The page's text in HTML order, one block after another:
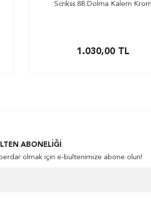
Scrikss 88 Dolma Kalem Krom
1.030,00TL
ABONELIĞI
olmak için e-bültenimize abone olun!